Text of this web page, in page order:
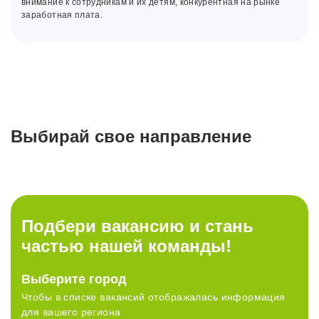
внимание к сотрудникам и их детям, конкурентная на рынке
заработная плата.
Время работать с лучшими!
Стабильность или рост?
Выбирай всё и сразу!
Развитие без границ
У нас много возможностей,
просто выбери свои
Выбирай свое направление
Подбери вакансию и стань
частью нашей команды!
Выберите город
Чтобы в списке вакансий отображалась информация
для вашего региона